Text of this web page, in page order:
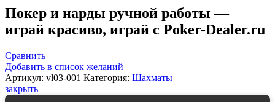
Игры"
4
В
Покер и нарды ручной работы —
играй красиво, играй с Poker-Dealer.ru
Сравнить
Добавить в список желаний
Артикул: vl03-001 Категория: Шахматы
закрыть